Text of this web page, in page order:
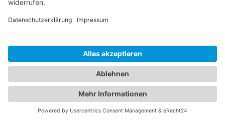
sein können. Im Gastgewerbe ist es eine wesentliche
Anforderung, die potenziellen Gewinne zu maximieren
kann erstaunlich sein zu sehen, welchen Einfluss eine
einfache Installation auf den Handel haben kann. Eine
sorgfältige Untersuchung der verfügbaren
Heizungsoptionen stellt sicher, dass Ihr beheizter
Außenbereich zur Gewinnverbesserung beiträgt und
diese belastet.